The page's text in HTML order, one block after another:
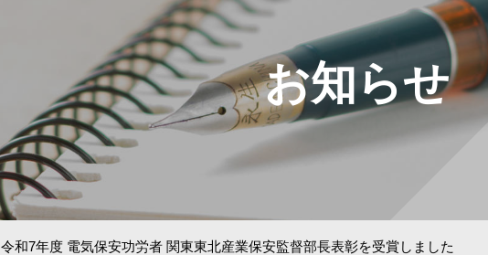
お知らせ
令和7年度 電気保安功労者 関東東北産業保安監督部長表彰を受賞しました